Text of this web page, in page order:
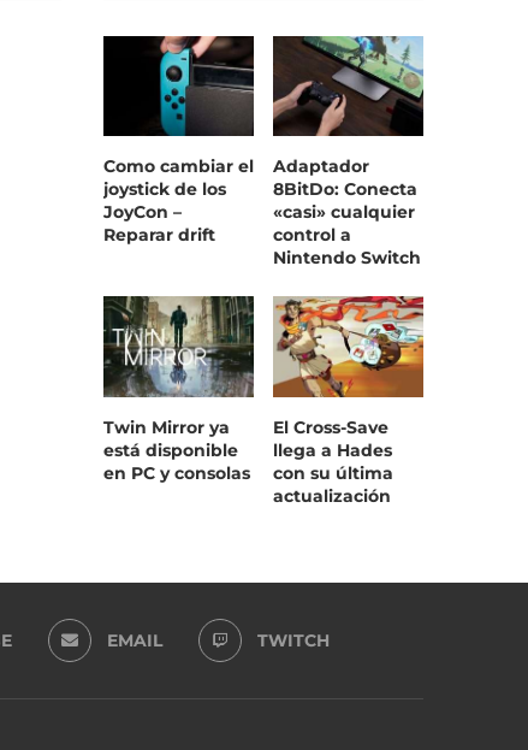
Como cambiar el
joystick de los
JoyCon –
Reparar drift
Adaptador
8BitDo: Conecta
«casi» cualquier
control a
Nintendo Switch
Twin Mirror ya
está disponible
en PC y consolas
El Cross-Save
llega a Hades
con su última
actualización
EMAIL TWITCH